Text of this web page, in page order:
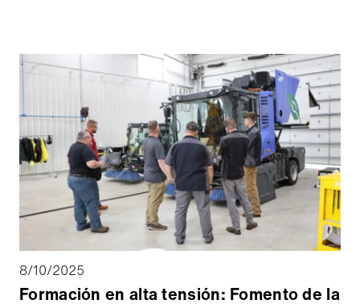
noruego Bane NOR está reforzando su capacidad de
limpieza de nieve para operaciones en condiciones
invernales extremas.
8/10/2025
Formación en alta tensión: Fomento de la